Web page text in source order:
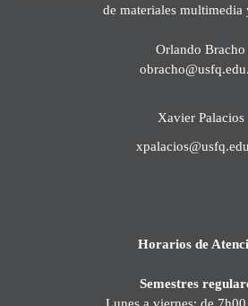
de materiales multimedia
Orlando Bracho
Xavier Palacios
Horarios de
Semestres
Lunes a viernes: de